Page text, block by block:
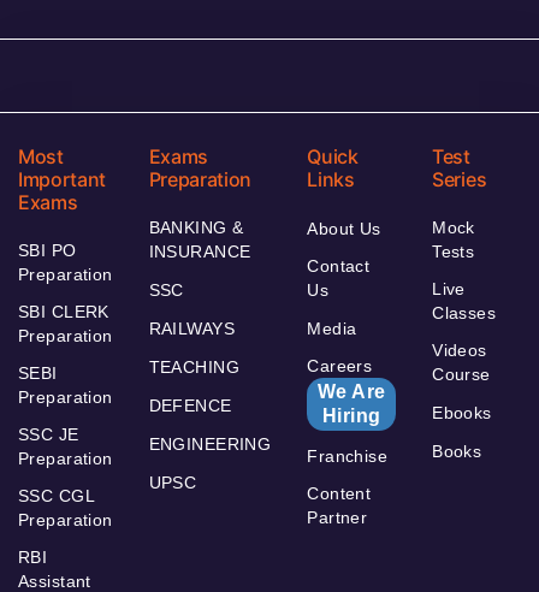
Most
Important
Exams
SBI PO
Preparation
SBI CLERK
Preparation
SEBI
Preparation
SSC JE
Preparation
SSC CGL
Preparation
RBI
Assistant
Exams
Preparation
BANKING &
INSURANCE
SSC
RAILWAYS
TEACHING
DEFENCE
ENGINEERING
UPSC
Quick
Links
About Us
Contact
Us
Media
Careers
We Are
Hiring
Franchise
Content
Partner
Test
Series
Mock
Tests
Live
Classes
Videos
Course
Ebooks
Books